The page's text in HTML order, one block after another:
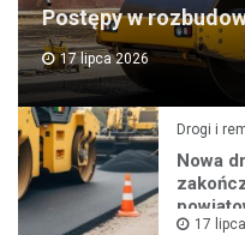
Postępy w
17 lipca 2026
Drogi i
Nowa
17